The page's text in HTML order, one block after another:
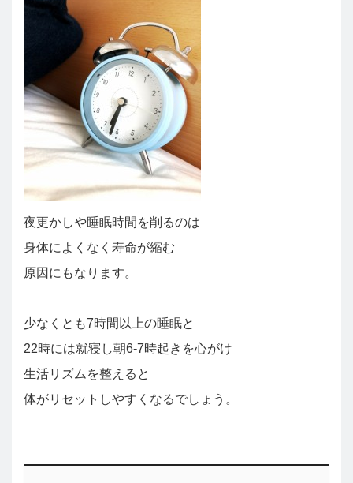
夜更かしや睡眠時間を削るのは
身体によくなく寿命が縮む
原因にもなります。
少なくとも7時間以上の睡眠と
22時には就寝し朝6-7時起きを心がけ
生活リズムを整えると
体がリセットしやすくなるでしょう。